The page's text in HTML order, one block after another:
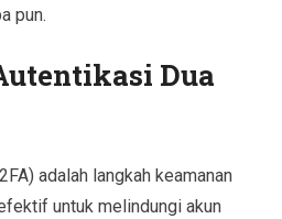
pun.
Dua
adalah langkah keamanan
untuk melindungi akun